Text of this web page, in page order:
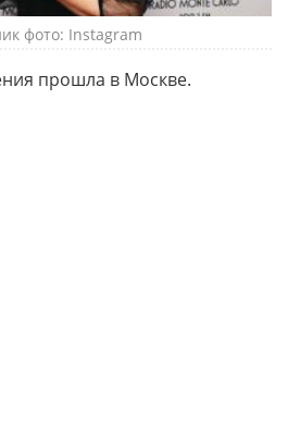
фото: Instagram
прошла в Москве.